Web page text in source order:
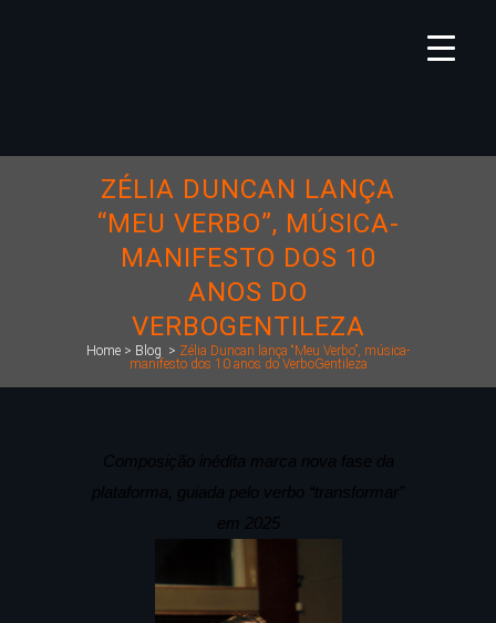
ZÉLIA DUNCAN LANÇA
“MEU VERBO”, MÚSICA-
MANIFESTO DOS 10
ANOS DO
VERBOGENTILEZA
Home > Blog > Zélia Duncan lança “Meu Verbo”, música-
manifesto dos 10 anos do VerboGentileza
Composição inédita marca nova fase da
plataforma, guiada pelo verbo “transformar”
em 2025